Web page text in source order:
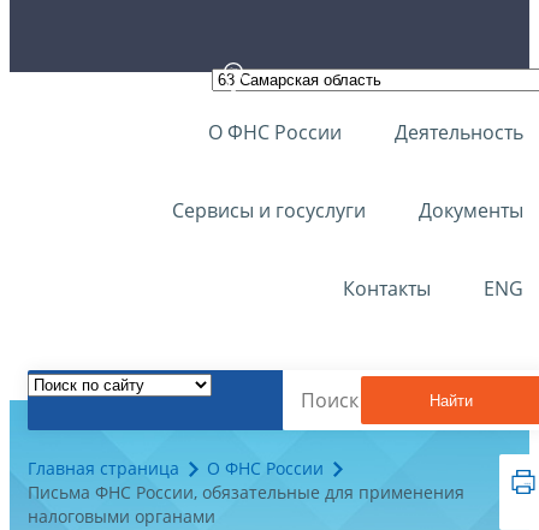
О ФНС России Деятельность
Сервисы и госуслуги Документы
Контакты ENG
Найти
Главная страница
О ФНС России
Письма ФНС России, обязательные для применения
налоговыми органами